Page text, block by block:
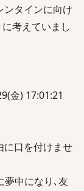
ンタインに向け
考えていまし
金) 17:01:21
に口を付けませ
夢中になり､友